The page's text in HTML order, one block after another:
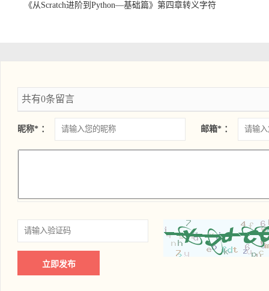
《从Scratch进阶到Python—基础篇》第四章转义字符
共有0条留言
昵称* ： 邮箱* ：